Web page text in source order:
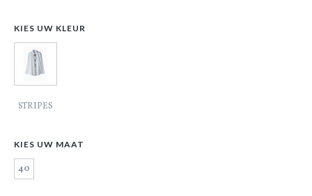
KIES UW KLEUR
STRIPES
KIES UW MAAT
40